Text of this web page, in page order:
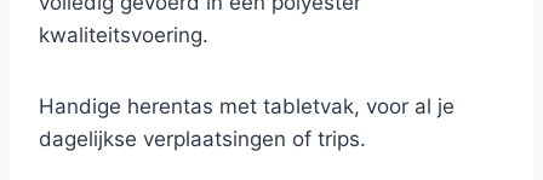
kwaliteitsvoering.
Handige herentas met tabletvak, voor al je
dagelijkse verplaatsingen of trips.